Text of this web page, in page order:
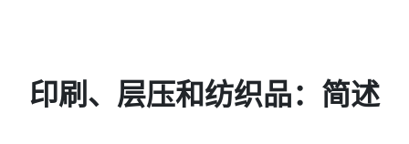
印刷、层压和纺织品：简述